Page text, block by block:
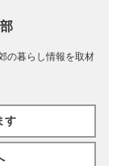
の暮らし情報を取材
す